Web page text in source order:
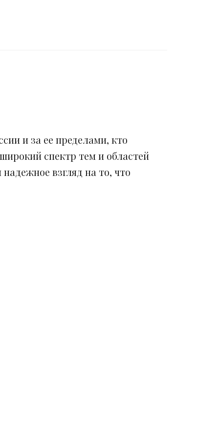
и за ее пределами, кто
спектр тем и областей
взгляд на то, что